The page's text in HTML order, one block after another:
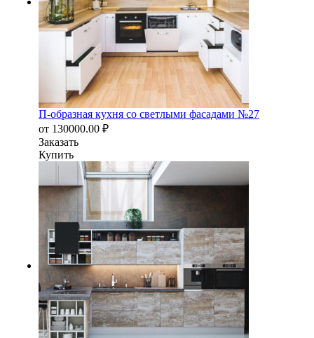
П-образная кухня со светлыми фасадами №27
от 130000.00 ₽
Заказать
Купить